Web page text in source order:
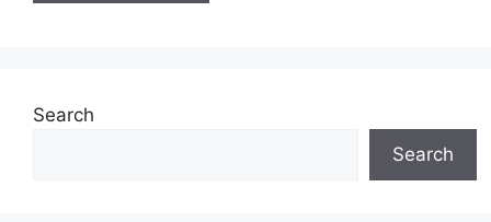
Search
Search